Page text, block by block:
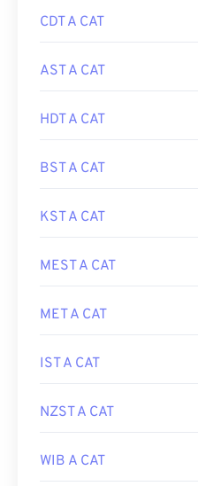
CDT A CAT
AST A CAT
HDT A CAT
BST A CAT
KST A CAT
MEST A CAT
MET A CAT
IST A CAT
NZST A CAT
WIB A CAT